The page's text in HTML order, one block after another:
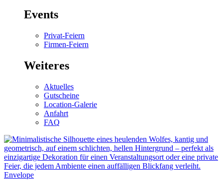
Events
Privat-Feiern
Firmen-Feiern
Weiteres
Aktuelles
Gutscheine
Location-Galerie
Anfahrt
FAQ
Envelope